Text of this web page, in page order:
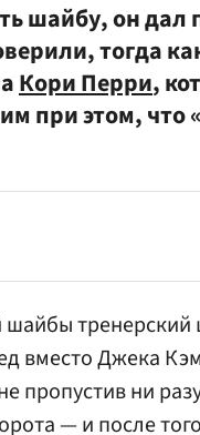
шайбу, он дал
тогда
Кори Перри,
при этом, что
тренерский
вместоДжека
пропустив ни
— и после